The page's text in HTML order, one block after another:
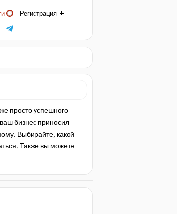
Регистрация
просто успешного
бизнес приносил
Выбирайте, какой
Также вы можете